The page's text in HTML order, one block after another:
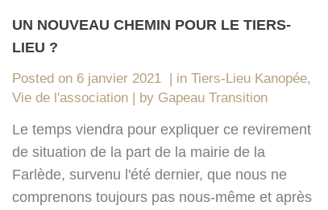
UN NOUVEAU CHEMIN POUR LE TIERS-
LIEU ?
Posted on 6 janvier 2021 in Tiers-Lieu Kanopée,
Vie de l'association
by Gapeau Transition
Le temps viendra pour expliquer ce revirement
de situation de la part de la mairie de la
Farlède, survenu l'été dernier, que nous ne
comprenons toujours pas nous-même et après